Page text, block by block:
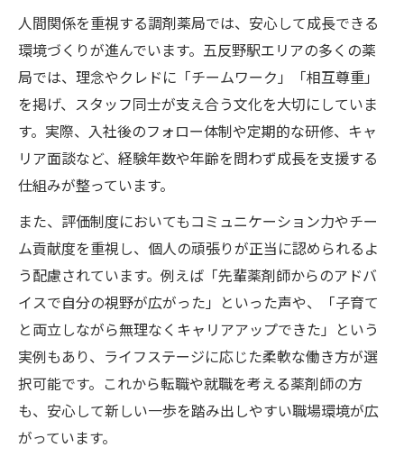
人間関係を重視する調剤薬局では、安心して成長できる
環境づくりが進んでいます。五反野駅エリアの多くの薬
局では、理念やクレドに「チームワーク」「相互尊重」
を掲げ、スタッフ同士が支え合う文化を大切にしていま
す。実際、入社後のフォロー体制や定期的な研修、キャ
リア面談など、経験年数や年齢を問わず成長を支援する
仕組みが整っています。
また、評価制度においてもコミュニケーション力やチー
ム貢献度を重視し、個人の頑張りが正当に認められるよ
う配慮されています。例えば「先輩薬剤師からのアドバ
イスで自分の視野が広がった」といった声や、「子育て
と両立しながら無理なくキャリアアップできた」という
実例もあり、ライフステージに応じた柔軟な働き方が選
択可能です。これから転職や就職を考える薬剤師の方
も、安心して新しい一歩を踏み出しやすい職場環境が広
がっています。